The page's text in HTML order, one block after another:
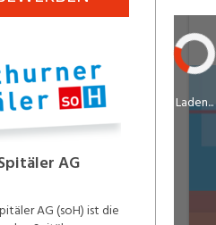
AG
AG (soH) ist die
Laden...